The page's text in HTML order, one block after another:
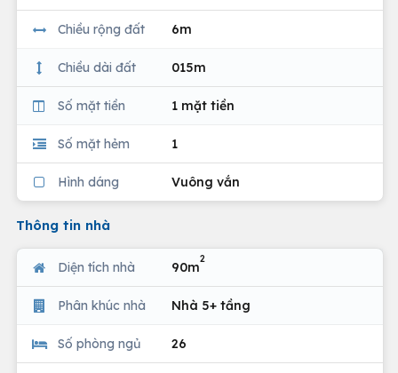
Chiều rộng đất 6m
Chiều dài đất 015m
Số mặt tiền 1 mặt tiền
Số mặt hẻm 1
Hình dáng Vuông vắn
Thông tin nhà
Diện tích nhà 90m
2
Phân khúc nhà Nhà 5+ tầng
Số phòng ngủ 26